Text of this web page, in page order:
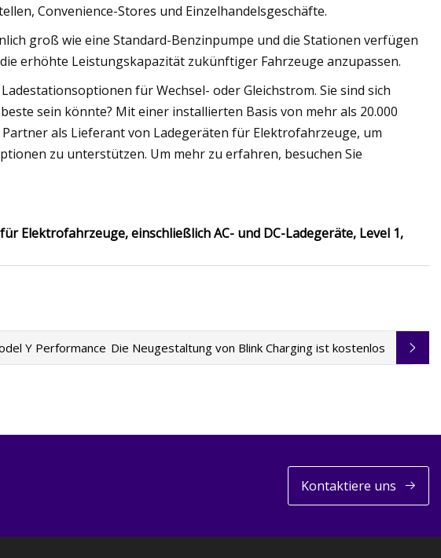
Convenience-Stores und Einzelhandelsgeschäfte.
groß wie eine Standard-Benzinpumpe und die Stationen verfügen
erhöhte Leistungskapazität zukünftiger Fahrzeuge anzupassen.
für Wechsel- oder Gleichstrom. Sie sind sich
sein könnte? Mit einer installierten Basis von mehr als 20.000
als Lieferant von Ladegeräten für Elektrofahrzeuge, um
zu unterstützen. Um mehr zu erfahren, besuchen Sie
Elektrofahrzeuge, einschließlich AC- und DC-Ladegeräte, Level 1,
Y Performance Die Neugestaltung von Blink Charging ist kostenlos
Kontaktiere uns